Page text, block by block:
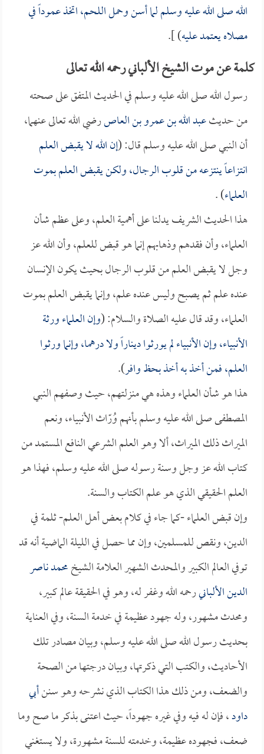
الله صلى الله عليه وسلم لما أسن وحمل اللحم، اتخذ عموداً في
مصلاه يعتمد عليه) ].
كلمة عن موت الشيخ الألباني رحمه الله تعالى
رسول الله صلى الله عليه وسلم في الحديث المتفق على صحته
من حديثعبد الله بن عمرو بن العاصرضي الله تعالى عنهما،
أن النبي صلى الله عليه وسلم قال: (إن الله لا يقبض العلم
انتزاعاً ينتزعه من قلوب الرجال، ولكن يقبض العلم بموت
العلماء) .
هذا الحديث الشريف يدلنا على أهمية العلم، وعلى عظم شأن
العلماء، وأن فقدهم وذهابهم إنما هو قبض للعلم، وأن الله عز
وجل لا يقبض العلم من قلوب الرجال بحيث يكون الإنسان
عنده علم ثم يصبح وليس عنده علم، وإنما يقبض العلم بموت
العلماء، وقد قال عليه الصلاة والسلام: (وإن العلماء ورثة
الأنبياء، وإن الأنبياء لم يورثوا ديناراً ولا درهما، وإنما ورثوا
العلم، فمن أخذ به أخذ بحظ وافر).
هذا هو شأن العلماء وهذه هي منزلتهم، حيث وصفهم النبي
المصطفى صلى الله عليه وسلم بأنهم وُرّاث الأنبياء، ونعم
الميراث ذلك الميراث، ألا وهو العلم الشرعي النافع المستمد من
كتاب الله عز وجل وسنة رسوله صلى الله عليه وسلم، فهذا هو
العلم الحقيقي الذي هو علم الكتاب والسنة.
وإن قبض العلماء -كما جاء في كلام بعض أهل العلم- ثلمة في
الدين، ونقص للمسلمين، وإن مما حصل في الليلة الماضية أنه قد
توفي العالم الكبير والمحدث الشهير العلامة الشيخمحمد ناصر
الدين الألبانيرحمه الله وغفر له، وهو في الحقيقة عالم كبير،
ومحدث مشهور، وله جهود عظيمة في خدمة السنة، وفي العناية
بحديث رسول الله صلى الله عليه وسلم، وبيان مصادر تلك
الأحاديث، والكتب التي ذكرتها، وبيان درجتها من الصحة
والضعف، ومن ذلك هذا الكتاب الذي نشرحه وهو سننأبي
داود، فإن له فيه وفي غيره جهوداً، حيث اعتنى بذكر ما صح وما
ضعف، فجهوده عظيمة، وخدمته للسنة مشهورة، ولا يستغني